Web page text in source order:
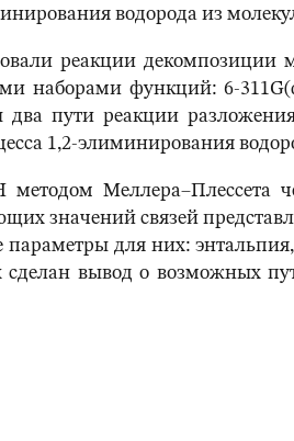
водорода из
реакции декомпозиции
наборами функций: 6-
пути реакции
1,2-элиминирования
методом
значений связей
для них:
вывод о возможных